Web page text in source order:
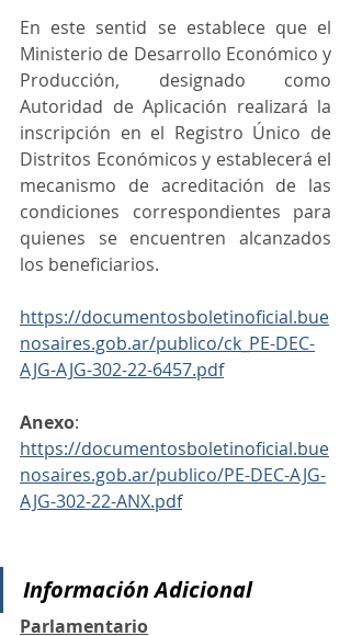
En este sentid se establece que el
Ministerio de Desarrollo Económico y
Producción, designado como
Autoridad de Aplicación realizará la
inscripción en el Registro Único de
Distritos Económicos y establecerá el
mecanismo de acreditación de las
condiciones correspondientes para
quienes se encuentren alcanzados
los beneficiarios.
https://documentosboletinoficial.bue
nosaires.gob.ar/publico/ck_PE-DEC-
AJG-AJG-302-22-6457.pdf
Anexo
https://documentosboletinoficial.bue
nosaires.gob.ar/publico/PE-DEC-AJG-
AJG-302-22-ANX.pdf
Información Adicional
Parlamentario